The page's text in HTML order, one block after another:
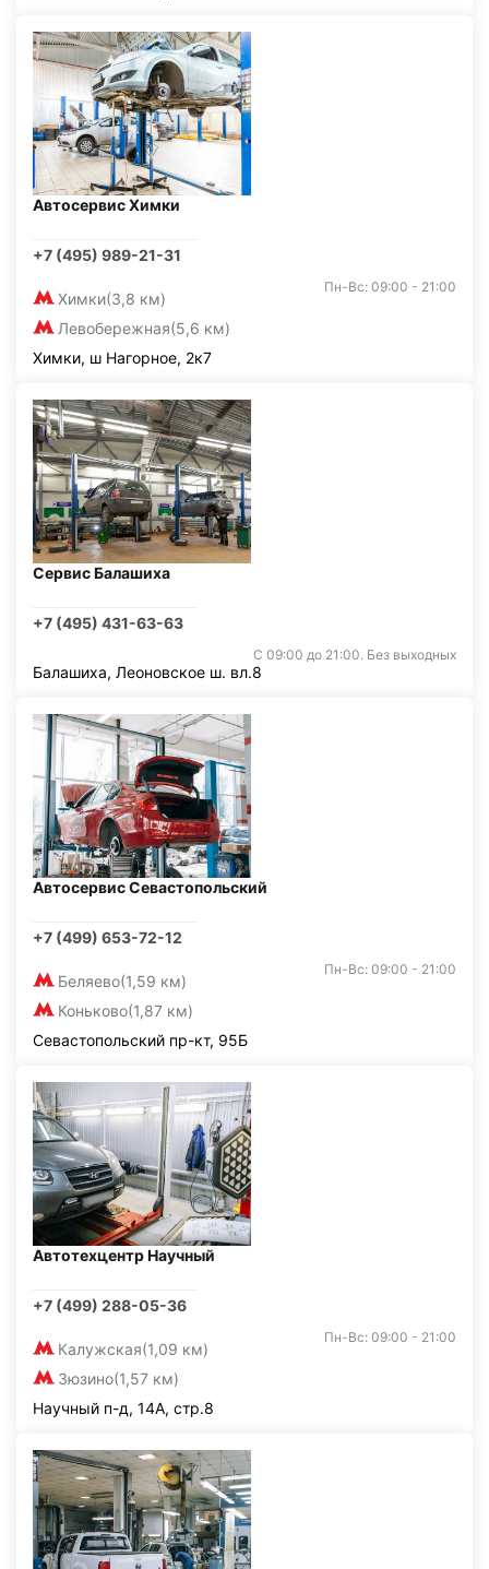
Автосервис Химки
+7 (495) 989-21-31
Химки(3,8 км)
Левобережная(5,6 км)
Пн-Вс: 09:00 - 21:00
Химки, ш Нагорное, 2к7
Сервис Балашиха
+7 (495) 431-63-63
С 09:00 до 21:00. Без выходных
Балашиха, Леоновское ш. вл.8
Автосервис Севастопольский
+7 (499) 653-72-12
Беляево(1,59 км)
Коньково(1,87 км)
Пн-Вс: 09:00 - 21:00
Севастопольский пр-кт, 95Б
Автотехцентр Научный
+7 (499) 288-05-36
Калужская(1,09 км)
Зюзино(1,57 км)
Пн-Вс: 09:00 - 21:00
Научный п-д, 14А, стр.8